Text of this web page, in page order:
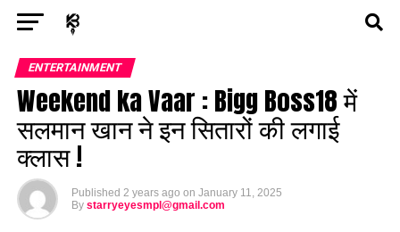
ENTERTAINMENT
POLITICS TECH SPORTS HEALTH
BUSINESS
ENTERTAINMENT
Weekend ka Vaar : Bigg Boss18 में
सलमान खान ने इन सितारों की लगाई
क्लास !
Published 2 years ago on January 11, 2025
By starryeyesmpl@gmail.com